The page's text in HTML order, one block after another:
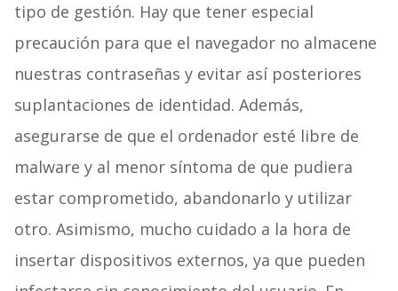
tipo de gestión. Hay que tener especial
precaución para que el navegador no almacene
nuestras contraseñas y evitar así posteriores
suplantaciones de identidad. Además,
asegurarse de que el ordenador esté libre de
malware y al menor síntoma de que pudiera
estar comprometido, abandonarlo y utilizar
otro. Asimismo, mucho cuidado a la hora de
insertar dispositivos externos, ya que pueden